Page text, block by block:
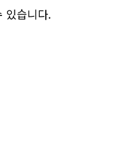
있습니다.